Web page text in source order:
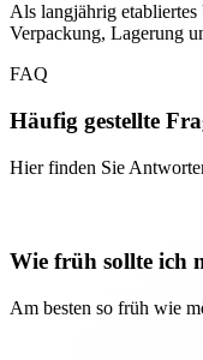
Als langjährig
Verpackung, Lagerung
FAQ
Häufig gestellte
Hier finden Sie
Wie früh sollte ich
Am besten so früh wie